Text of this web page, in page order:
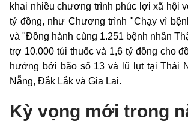
khai nhiều chương trình phúc lợi xã hội
tỷ đồng, như Chương trình "Chạy vì
và "Đồng hành cùng 1.251 bệnh nhân
trợ 10.000 túi thuốc và 1,6 tỷ đồng cho
hưởng bởi bão số 13 và lũ lụt tại Thái
Nẵng, Đắk Lắk và Gia Lai.
Kỳ vọng mới trong